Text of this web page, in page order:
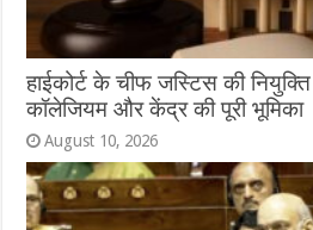
हाईकोर्ट के चीफ जस्टिस की
कॉलेजियम और केंद्र की पूरी भूमिका
August 10, 2026